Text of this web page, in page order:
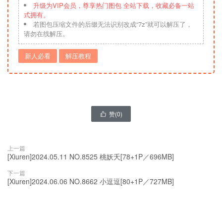
升级为VIP会员，尊享热门图包 全站下载，收藏必备一站
式拥有。
若图包压缩文件的后缀无法识别改成“7z”就可以解压了，
请勿在线解压。
新人必看 解压教程
 赞(0)
上一篇
[Xiuren]2024.05.11 NO.8525 桃妖夭[78+1P／696MB]
下一篇
[Xiuren]2024.06.06 NO.8662 小逗逗[80+1P／727MB]